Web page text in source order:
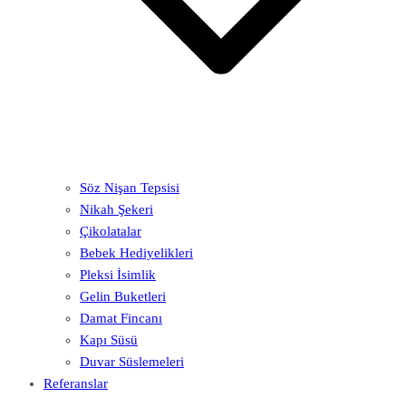
Söz Nişan Tepsisi
Nikah Şekeri
Çikolatalar
Bebek Hediyelikleri
Pleksi İsimlik
Gelin Buketleri
Damat Fincanı
Kapı Süsü
Duvar Süslemeleri
Referanslar